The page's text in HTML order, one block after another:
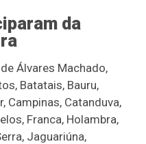
da
Álvares Machado,
Batatais, Bauru,
Campinas, Catanduva,
Franca, Holambra,
Jaguariúna,